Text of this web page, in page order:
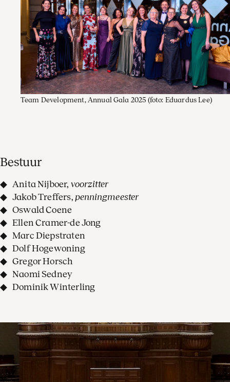
Team Development, Annual Gala 2025 (foto: Eduardus Lee)
Bestuur
Anita Nijboer, voorzitter
Jakob Treffers, penningmeester
Oswald Coene
Ellen Cramer-de Jong
Marc Diepstraten
Dolf Hogewoning
Gregor Horsch
Naomi Sedney
Dominik Winterling